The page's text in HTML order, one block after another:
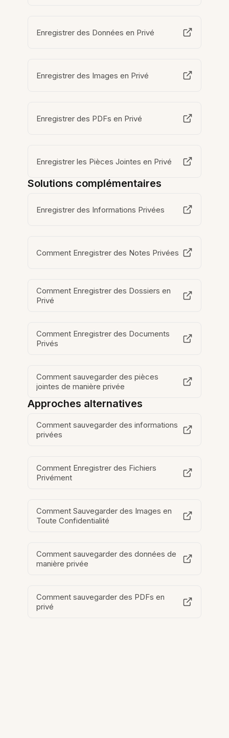
Enregistrer des Données en Privé
Enregistrer des Images en Privé
Enregistrer des PDFs en Privé
Enregistrer les Pièces Jointes en Privé
Solutions complémentaires
Enregistrer des Informations Privées
Comment Enregistrer des Notes Privées
Comment Enregistrer des Dossiers en
Privé
Comment Enregistrer des Documents
Privés
Comment sauvegarder des pièces
jointes de manière privée
Approches alternatives
Comment sauvegarder des informations
privées
Comment Enregistrer des Fichiers
Privément
Comment Sauvegarder des Images en
Toute Confidentialité
Comment sauvegarder des données de
manière privée
Comment sauvegarder des PDFs en
privé